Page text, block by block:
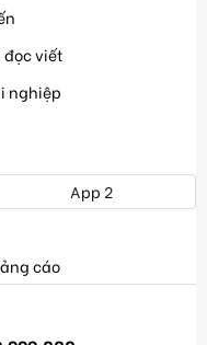
đọc viết
nghiệp
App 2
cáo